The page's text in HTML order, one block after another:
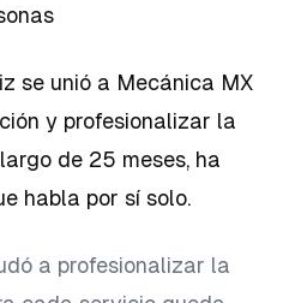
se unió a Mecánica MX
y profesionalizar la
de 25 meses, ha
habla por sí solo.
a profesionalizar la